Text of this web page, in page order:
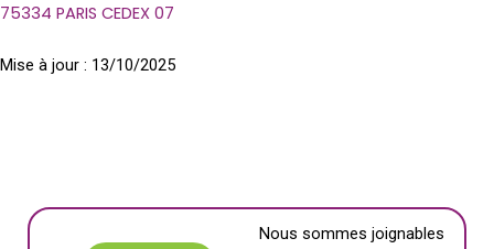
75334 PARIS CEDEX 07
Mise à jour : 13/10/2025
Nous sommes joignables